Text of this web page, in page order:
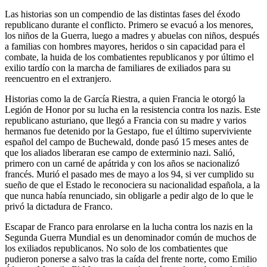
Las historias son un compendio de las distintas fases del éxodo
republicano durante el conflicto. Primero se evacuó a los menores,
los niños de la Guerra, luego a madres y abuelas con niños, después
a familias con hombres mayores, heridos o sin capacidad para el
combate, la huida de los combatientes republicanos y por último el
exilio tardío con la marcha de familiares de exiliados para su
reencuentro en el extranjero.
Historias como la de García Riestra, a quien Francia le otorgó la
Legión de Honor por su lucha en la resistencia contra los nazis. Este
republicano asturiano, que llegó a Francia con su madre y varios
hermanos fue detenido por la Gestapo, fue el último superviviente
español del campo de Buchewald, donde pasó 15 meses antes de
que los aliados liberaran ese campo de exterminio nazi. Salió,
primero con un carné de apátrida y con los años se nacionalizó
francés. Murió el pasado mes de mayo a los 94, si ver cumplido su
sueño de que el Estado le reconociera su nacionalidad española, a la
que nunca había renunciado, sin obligarle a pedir algo de lo que le
privó la dictadura de Franco.
Escapar de Franco para enrolarse en la lucha contra los nazis en la
Segunda Guerra Mundial es un denominador común de muchos de
los exiliados republicanos. No solo de los combatientes que
pudieron ponerse a salvo tras la caída del frente norte, como Emilio